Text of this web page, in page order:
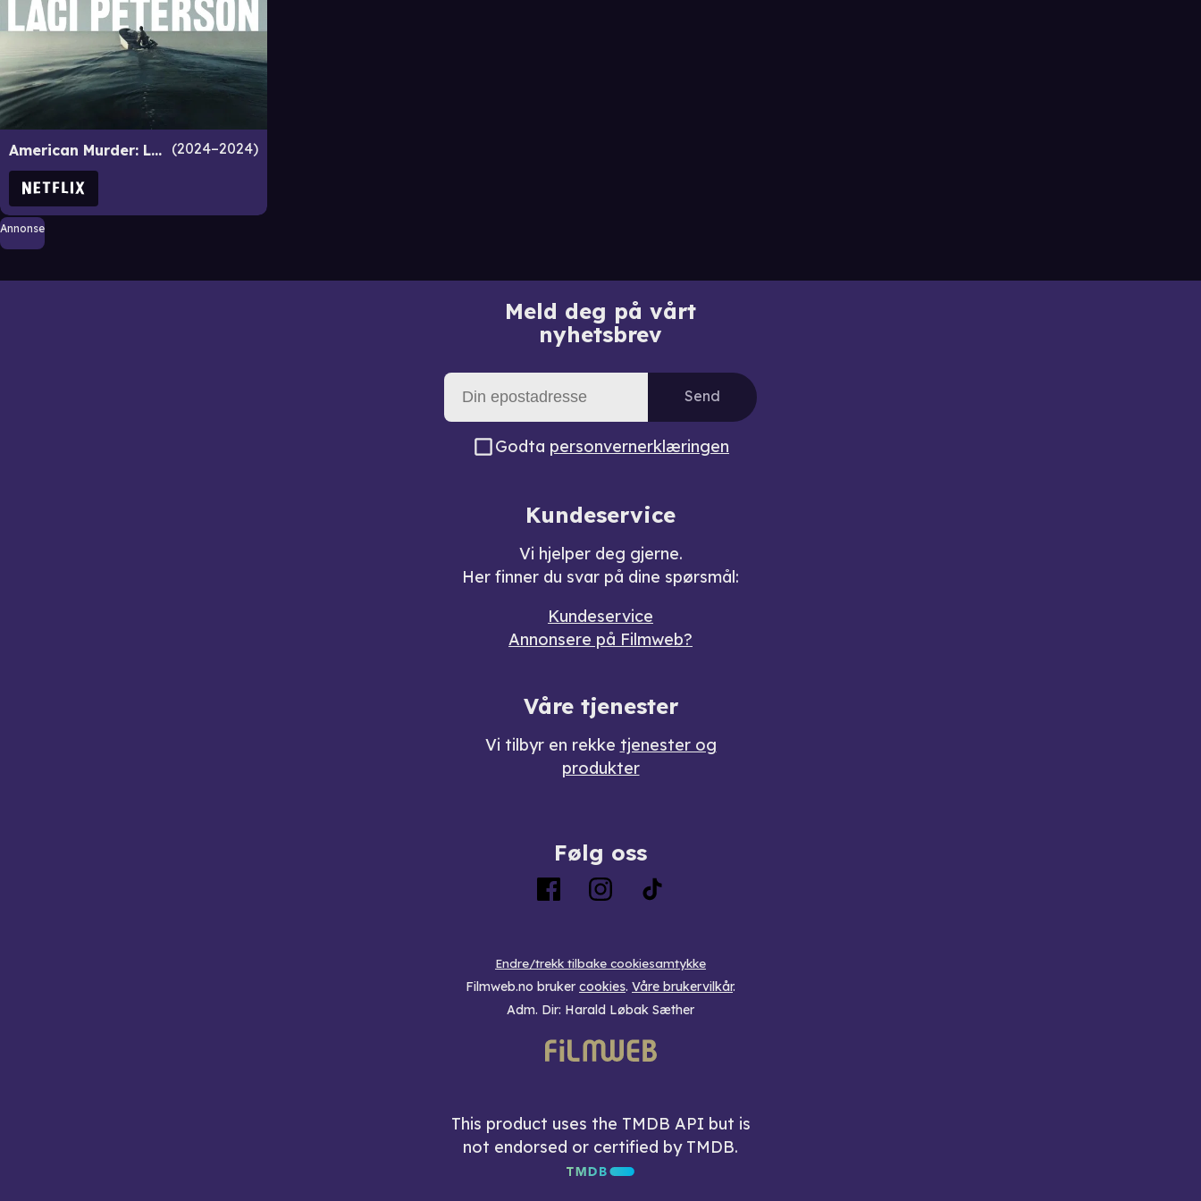
American Murder: Laci Peterson 2024–2024
Annonse
Meld deg på vårt
nyhetsbrev
Send
Godta personvernerklæringen
Kundeservice
Vi hjelper deg gjerne.
Her finner du svar på dine spørsmål:
Kundeservice
Annonsere på Filmweb?
Våre tjenester
Vi tilbyr en rekke tjenester og
produkter
Følg oss
Endre/trekk tilbake cookiesamtykke
Filmweb.no bruker cookies. Våre brukervilkår.
Adm. Dir: Harald Løbak Sæther
This product uses the TMDB API but is
not endorsed or certified by TMDB.